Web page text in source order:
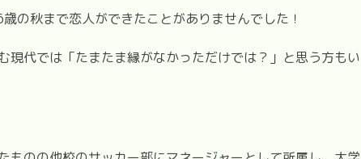
の秋まで恋人ができたことがありませんでした！
現代では「たまたま縁がなかっただけでは？」と思う方もい